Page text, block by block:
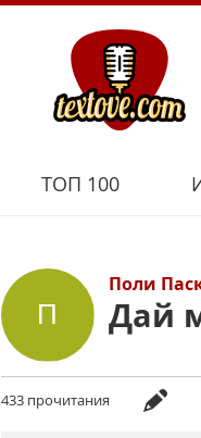
ТОП 100
Поли
Дай
433 прочитания